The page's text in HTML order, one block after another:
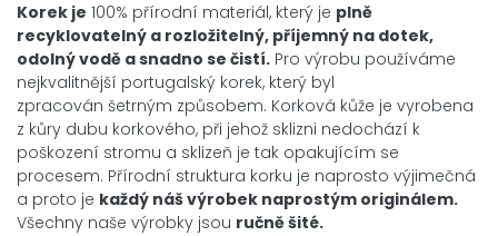
Korek je 100% přírodní materiál, který je plně
recyklovatelný a rozložitelný, příjemný na dotek,
odolný vodě a snadno se čistí. Pro výrobu používáme
nejkvalitnější portugalský korek, který byl
zpracován šetrným způsobem. Korková kůže je vyrobena
z kůry dubu korkového, při jehož sklizni nedochází k
poškození stromu a sklizeň je tak opakujícím se
procesem. Přírodní struktura korku je naprosto výjimečná
a proto je každý náš výrobek naprostým originálem.
Všechny naše výrobky jsou ručně šité.